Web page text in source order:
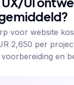
voor website
2,650 per
en